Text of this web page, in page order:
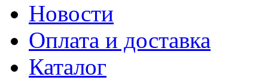
Новости
Оплата и доставка
Каталог